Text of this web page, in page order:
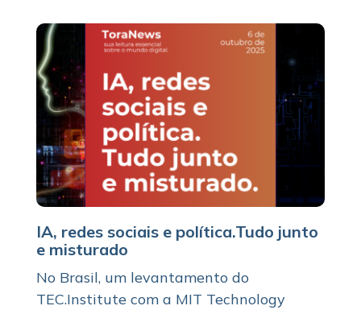
IA, redes sociais e política.Tudo junto
e misturado
No Brasil, um levantamento do
TEC.Institute com a MIT Technology